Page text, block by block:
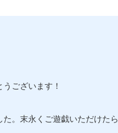
ございます！
。末永くご遊戯いただけたら